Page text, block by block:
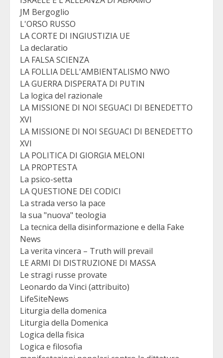
JM Bergoglio
L'ORSO RUSSO
LA CORTE DI INGIUSTIZIA UE
La declaratio
LA FALSA SCIENZA
LA FOLLIA DELL'AMBIENTALISMO NWO
LA GUERRA DISPERATA DI PUTIN
La logica del razionale
LA MISSIONE DI NOI SEGUACI DI BENEDETTO
XVI
LA MISSIONE DI NOI SEGUACI DI BENEDETTO
XVI
LA POLITICA DI GIORGIA MELONI
LA PROPTESTA
La psico-setta
LA QUESTIONE DEI CODICI
La strada verso la pace
la sua "nuova" teologia
La tecnica della disinformazione e della Fake
News
La verita vincera – Truth will prevail
LE ARMI DI DISTRUZIONE DI MASSA
Le stragi russe provate
Leonardo da Vinci (attribuito)
LifeSiteNews
Liturgia della domenica
Liturgia della Domenica
Logica della fisica
Logica e filosofia